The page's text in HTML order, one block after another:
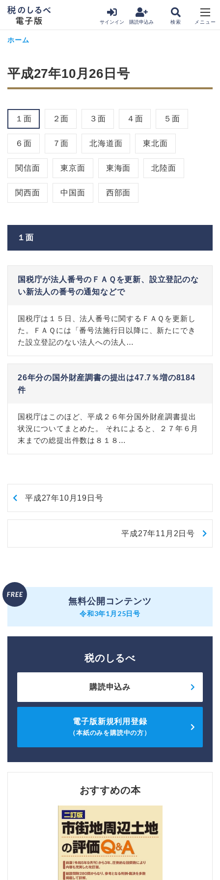
サインイン 購読申込み
ホーム
平成27年10月26日号
１面 ２面 ３面 ４面 ５面
６面 ７面 北海道面 東北面
関信面 東京面 東海面 北陸面
関西面 中国面 西部面
１面
国税庁が法人番号のＦＡＱを更新、設立登記のな
い新法人の番号の通知などで
国税庁は１５日、法人番号に関するＦＡＱを更新し
た。ＦＡＱには「番号法施行日以降に、新たにでき
た設立登記のない法人への法人…
26年分の国外財産調書の提出は47.7％増の8184
件
国税庁はこのほど、平成２６年分国外財産調書提出
状況についてまとめた。 それによると、２７年６月
末までの総提出件数は８１８…
平成27年10月19日号
平成27年11月2日号
無料公開コンテンツ
令和3年1月25日号
税のしるべ
購読申込み
電子版新規利用登録
（本紙のみを購読中の方）
おすすめの本